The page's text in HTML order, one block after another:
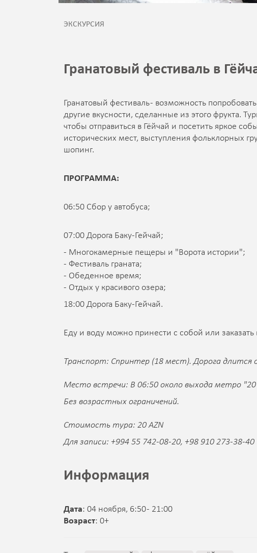
ЭКСКУРСИЯ
Гранатовый фестиваль в
Гранатовый фестиваль - возможность
другие вкусности, сделанные из этого фрукта.
чтобы отправиться в Гёйчай и посетить яркое
исторических мест, выступления фольклорных
шопинг.
ПРОГРАММА:
06:50 Сбор у автобуса;
07:00 Дорога Баку-Гейчай;
- Многокамерные пещеры и "Ворота истории";
- Фестиваль граната;
- Обеденное время;
- Отдых у красивого озера;
18:00 Дорога Баку-Гейчай.
Еду и воду можно принести с собой или заказать
Транспорт: Спринтер (18 мест). Дорога длится
Место встречи: В 06:50 около выхода метро
Без возрастных ограничений.
Стоимость тура: 20 AZN
Для записи: +994 55 742-08-20, +98 910 273-38-40
Информация
Дата: 04 ноября, 6:50 - 21:00
Возраст: 0+